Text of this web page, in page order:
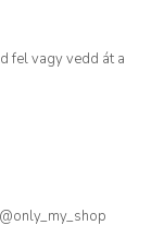
fel vagy vedd át a